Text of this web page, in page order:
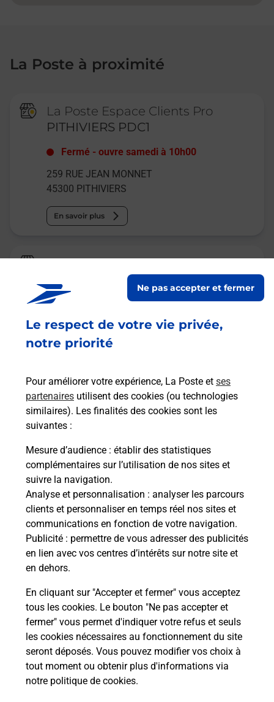
Le respect de votre vie privée,
notre priorité
Pour améliorer votre expérience, La Poste et ses
partenaires utilisent des cookies (ou technologies
similaires). Les finalités des cookies sont les
suivantes :
Mesure d’audience : établir des statistiques
complémentaires sur l’utilisation de nos sites et
suivre la navigation.
Analyse et personnalisation : analyser les parcours
clients et personnaliser en temps réel nos sites et
communications en fonction de votre navigation.
Publicité : permettre de vous adresser des publicités
en lien avec vos centres d’intérêts sur notre site et
en dehors.
En cliquant sur "Accepter et fermer" vous acceptez
tous les cookies. Le bouton "Ne pas accepter et
fermer" vous permet d'indiquer votre refus et seuls
les cookies nécessaires au fonctionnement du site
seront déposés. Vous pouvez modifier vos choix à
tout moment ou obtenir plus d'informations via
notre politique de cookies.
Ne pas accepter et fermer
La Poste à proximité
La Poste Espace Clients Pro
PITHIVIERS PDC1
Fermé -ouvre samedi à 10h00
259 RUE JEAN MONNET
45300 PITHIVIERS
En savoir plus
Relais Pickup
CHIC AFFAIRES
ouvre samedi à 10h00
6 8 RUE DES QUATRE VENTS
45300 PITHIVIERS
Malin !
La Poste
en ligne
Ouvert 24h/24
En savoir plus
CONSIGNE LAVAGE AUTO PITHIVIERS